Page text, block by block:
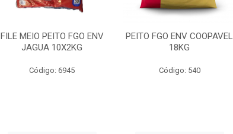
FILE MEIO PEITO FGO ENV
JAGUA 10X2KG
Código: 6945
PEITO FGO ENV COOPAVEL
18KG
Código: 540